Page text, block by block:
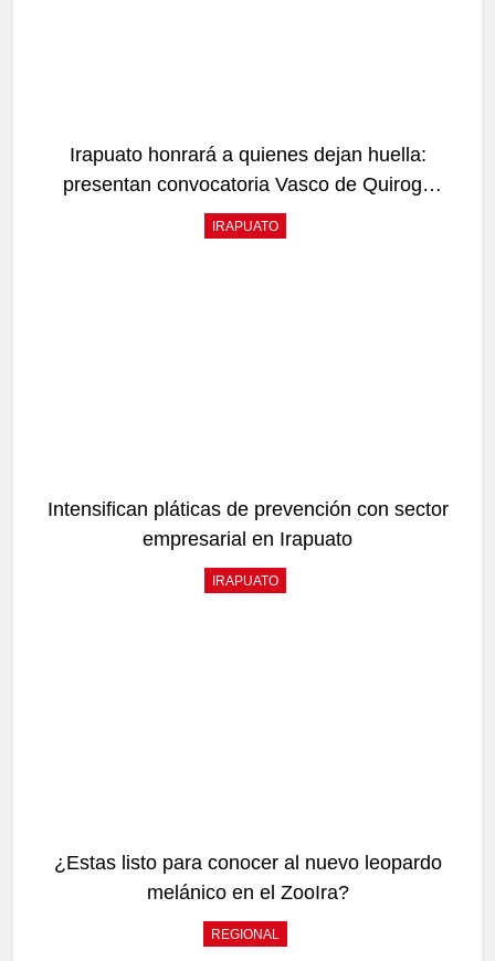
Irapuato honrará a quienes dejan huella:
presentan convocatoria Vasco de Quiroga
2026
IRAPUATO
Intensifican pláticas de prevención con sector
empresarial en Irapuato
IRAPUATO
¿Estas listo para conocer al nuevo leopardo
melánico en el ZooIra?
REGIONAL